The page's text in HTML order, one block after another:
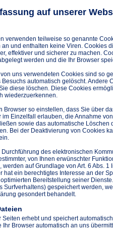
auf unserer
verwenden teilweise so genannte
und enthalten keine Viren. Cookies
effektiver und sicherer zu machen.
werden und die Ihr Browser
uns verwendeten Cookies sind so
Besuchs automatisch gelöscht. Andere
diese löschen. Diese Cookies
wiederzuerkennen.
Browser so einstellen, dass Sie über
im Einzelfall erlauben, die Annahme
sowie das automatische Löschen
Bei der Deaktivierung von Cookies
des elektronischen
von Ihnen erwünschter
werden auf Grundlage von Art. 6 Abs. 1
hat ein berechtigtes Interesse an der
Bereitstellung seiner
Surfverhaltens) gespeichert werden,
gesondert behandelt.
Seiten erhebt und speichert
Ihr Browser automatisch an uns